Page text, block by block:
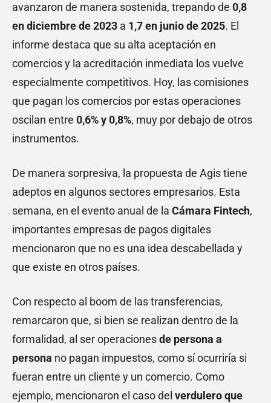
avanzaron de manera sostenida, trepando de 0,8
en diciembre de 2023 a 1,7 en junio de 2025. El
informe destaca que su alta aceptación en
comercios y la acreditación inmediata los vuelve
especialmente competitivos. Hoy, las comisiones
que pagan los comercios por estas operaciones
oscilan entre 0,6% y 0,8%, muy por debajo de otros
instrumentos.
De manera sorpresiva, la propuesta de Agis tiene
adeptos en algunos sectores empresarios. Esta
semana, en el evento anual de la Cámara Fintech,
importantes empresas de pagos digitales
mencionaron que no es una idea descabellada y
que existe en otros países.
Con respecto al boom de las transferencias,
remarcaron que, si bien se realizan dentro de la
formalidad, al ser operacionesde persona a
persona no pagan impuestos, como sí ocurriría si
fueran entre un cliente y un comercio. Como
ejemplo, mencionaron el caso del verdulero que